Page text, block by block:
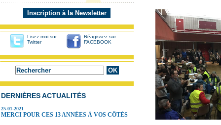
Inscription à la Newsletter
Lisez moi sur
Twitter
Réagissez sur
FACEBOOK
DERNIÈRES ACTUALITÉS
25-01-2021
MERCI POUR CES 13 ANNÉES À VOS CÔTÉS